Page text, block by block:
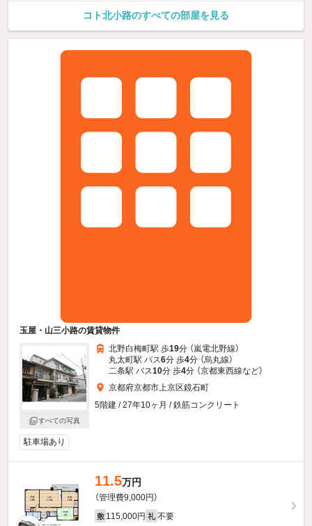
コト北小路のすべての部屋を見る
玉屋・山三小路の賃貸物件
すべての写真
北野白梅町駅 歩19分 （嵐電北野線）
丸太町駅 バス6分 歩4分 （烏丸線）
二条駅 バス10分 歩4分 （京都東西線など）
京都府京都市上京区鏡石町
5階建 / 27年10ヶ月 / 鉄筋コンクリート
駐車場あり
11.5万円
（管理費9,000円）
敷 115,000円 礼 不要